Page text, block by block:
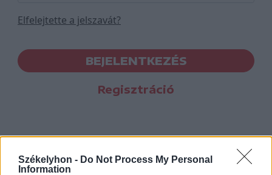
Székelyhon - Do Not Process My Personal
Information
Elfelejtette a jelszavát?
BEJELENTKEZÉS
Regisztráció